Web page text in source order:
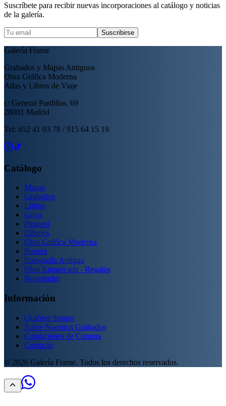
Suscríbete para recibir nuevas incorporaciones al catálogo y noticias
de la galería.
Suscribirse
Galería Frame
Grabados y Mapas Antiguos
Obra Gráfica Moderna
Atlas y Libros de Viaje
c/ General Pardiñas, 69
28001 Madrid
Tel: 652 41 03 78 / 915 64 15 19
Catálogo
Mapas
Grabados
Libros
Goya
Piranesi
Dibujos
Obra Gráfica Moderna
Posters
Fotografía Antigua
Obra Enmarcada - Regalos
Novedades
Información
Quiénes Somos
Sobre Nuestros Grabados
Condiciones de Compra
Contacto
© 2026 Galería Frame. Todos los derechos reservados.